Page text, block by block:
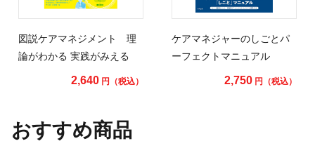
図説ケアマネジメント 理
論がわかる 実践がみえる
2,640円（税込）
ケアマネジャーのしごとパ
ーフェクトマニュアル
2,750 円（税込）
おすすめ商品